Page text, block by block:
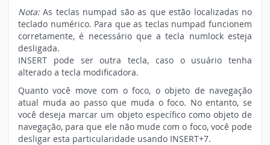
Nota:As teclas numpad são as que estão localizadas no
teclado numérico. Para que as teclas numpad funcionem
corretamente, é necessário que a tecla numlock esteja
desligada.
INSERT pode ser outra tecla, caso o usuário tenha
alterado a tecla modificadora.
Quanto você move com o foco, o objeto de navegação
atual muda ao passo que muda o foco. No entanto, se
você deseja marcar um objeto específico como objeto de
navegação, para que ele não mude com o foco, você pode
desligar esta particularidade usando INSERT+7.